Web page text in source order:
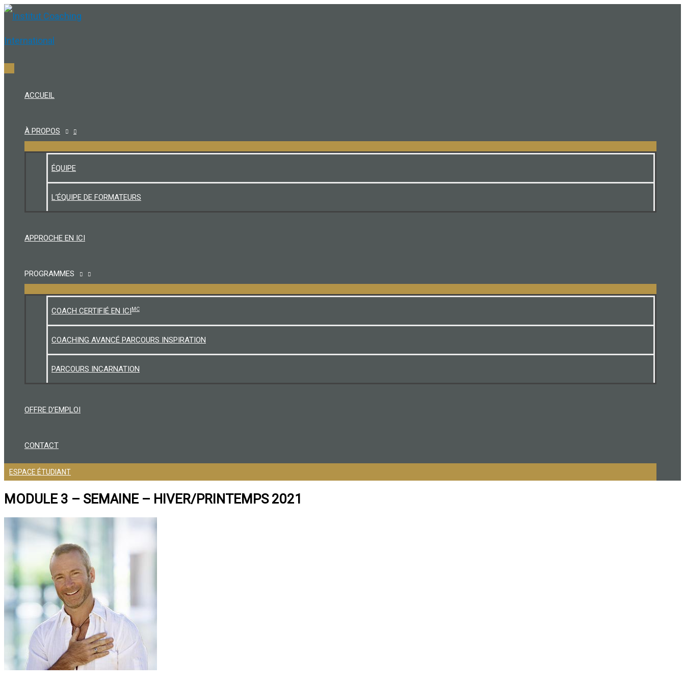
Aller
contenu
ACCUEIL
À PROPOS
ÉQUIPE
L’ÉQUIPE DE FORMATEURS
APPROCHE EN ICI
PROGRAMMES
COACH CERTIFIÉ EN ICIMC
COACHING AVANCÉ PARCOURS INSPIRATION
PARCOURS INCARNATION
OFFRE D’EMPLOI
CONTACT
ESPACE ÉTUDIANT
MODULE 3 – SEMAINE – HIVER/PRINTEMPS 2021